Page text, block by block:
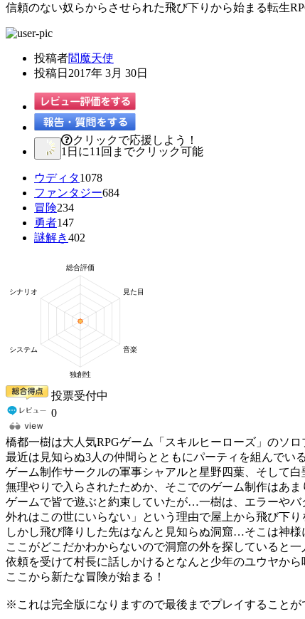
信頼のない奴らからさせられた飛び下りから始まる転生
投稿者閻魔天使
投稿日 2017年 3月 30日
クリックで応援しよう！
1日に11回までクリック可能
ウディタ1078
ファンタジー684
冒険234
勇者147
謎解き402
投票受付中
0
橋都一樹は大人気RPGゲーム「スキルヒーローズ」のソロ
最近は見知らぬ3人の仲間らとともにパーティを組んでい
ゲーム制作サークルの軍事シャアルと星野四葉、そして
無理やりで入らされたためか、そこでのゲーム制作はあ
ゲームで皆で遊ぶと約束していたが…一樹は、エラーや
外れはこの世にいらない」という理由で屋上から飛び下り
しかし飛び降りした先はなんと見知らぬ洞窟…そこは神
ここがどこだかわからないので洞窟の外を探していると
依頼を受けて村長に話しかけるとなんと少年のユウヤか
ここから新たな冒険が始まる！
※これは完全版になりますので最後までプレイすることが